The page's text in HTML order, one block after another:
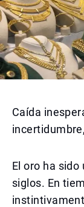
Caída
El oro ha
siglos. En